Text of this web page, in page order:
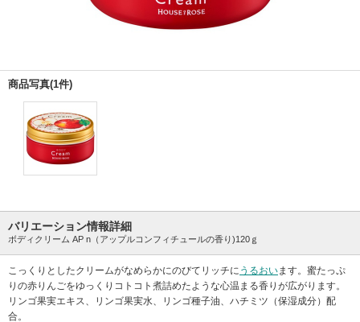
商品写真(1件)
バリエーション情報詳細
ボディクリーム AP n（アップルコンフィチュールの香り)120ｇ
こっくりとしたクリームがなめらかにのびてリッチに うるおいます。蜜たっぷ
りの赤りんごをゆっくりコトコト煮詰めたような心温まる香りが広がります。
リンゴ果実エキス、リンゴ果実水、リンゴ種子油、ハチミツ（保湿成分）配
合。